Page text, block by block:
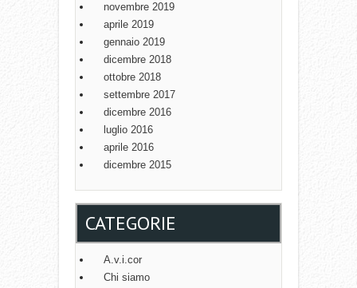
novembre 2019
aprile 2019
gennaio 2019
dicembre 2018
ottobre 2018
settembre 2017
dicembre 2016
luglio 2016
aprile 2016
dicembre 2015
CATEGORIE
A.v.i.cor
Chi siamo